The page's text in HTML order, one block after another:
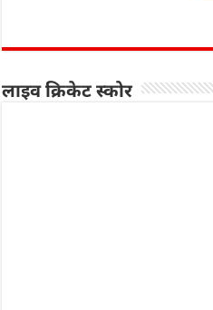
लाइव क्रिकेट स्कोर